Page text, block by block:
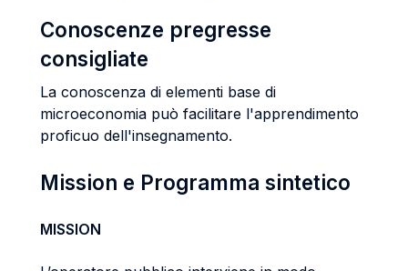
Conoscenze pregresse
consigliate
La conoscenza di elementi base di
microeconomia può facilitare l'apprendimento
proficuo dell'insegnamento.
Mission e Programma sintetico
MISSION